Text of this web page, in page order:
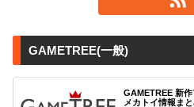
GAMETREE(一般)
GAMETREE 新
メカトイ情報ま